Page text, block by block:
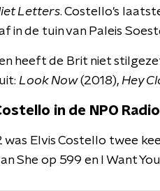
Letters. Costello's
in de tuin van Paleis
heeft de Brit niet
Look Now(2018), Hey
in de NPO
was Elvis Costello twee
She op 599 en I Want